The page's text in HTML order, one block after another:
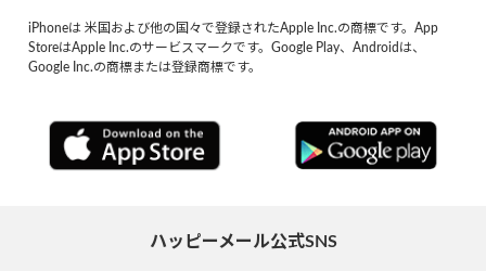
iPhoneは 米国および他の国々で登録されたApple Inc.の商標です。App
StoreはApple Inc.のサービスマークです。Google Play、Androidは、
Google Inc.の商標または登録商標です。
ハッピーメール公式SNS